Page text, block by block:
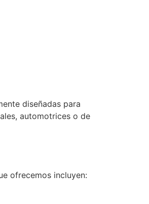
diseñadas para
automotrices o de
ofrecemos incluyen: